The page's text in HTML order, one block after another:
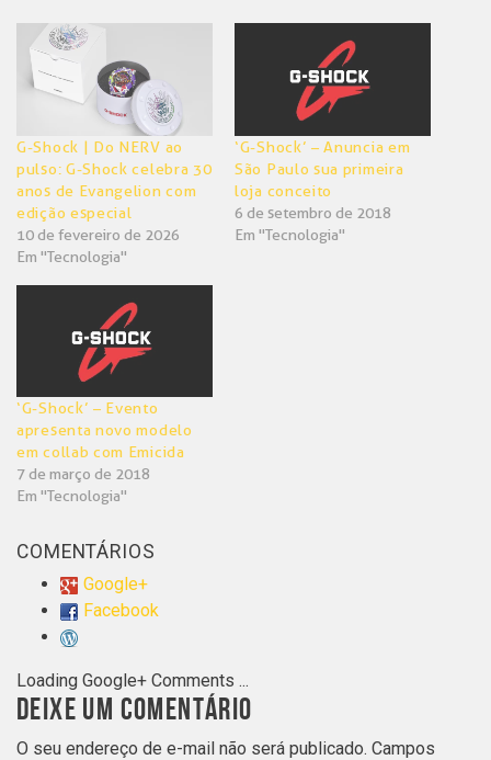
em
nova
janela)
em
G-Shock | Do NERV ao
pulso: G-Shock celebra 30
anos de Evangelion com
edição especial
10 de fevereiro de 2026
Em "Tecnologia"
‘G-Shock’ – Anuncia em
São Paulo sua primeira
loja conceito
6 de setembro de 2018
Em "Tecnologia"
‘G-Shock’ – Evento
apresenta novo modelo
em collab com Emicida
7 de março de 2018
Em "Tecnologia"
COMENTÁRIOS
Google+
Facebook
Loading Google+ Comments ...
DEIXE UM COMENTÁRIO
O seu endereço de e-mail não será publicado. Campos